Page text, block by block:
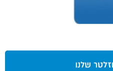
שלנו